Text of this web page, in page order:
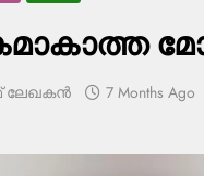
ലേഖകൻ 7 Months Ago